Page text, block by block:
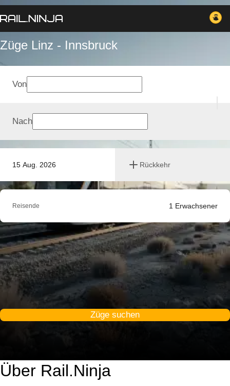
Züge Linz - Innsbruck
15 Aug. 2026 Rückkehr
Von
Nach
Reisende 1 Erwachsener
Züge suchen
Über Rail.Ninja